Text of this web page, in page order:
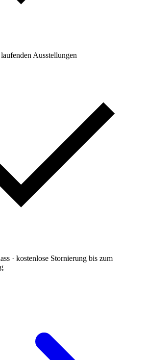
Ausstellungen
· kostenlose Stornierung bis zum